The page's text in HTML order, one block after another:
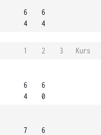
6
4
6
4
1 2 3
Kurs
6
4
6
0
7
6